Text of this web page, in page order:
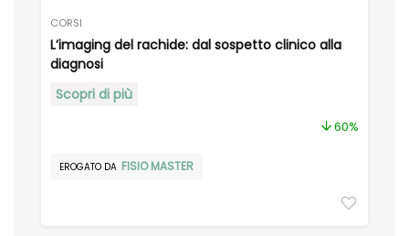
CORSI
L’imaging del rachide: dal sospetto clinico alla
diagnosi
Scopri di più
60%
EROGATO DA FISIO MASTER